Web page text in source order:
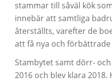
stammar till såväl kök
innebär att samtliga
återställts, varefter de
att få nya och
Stambytet samt dörr-
2016 och blev klara